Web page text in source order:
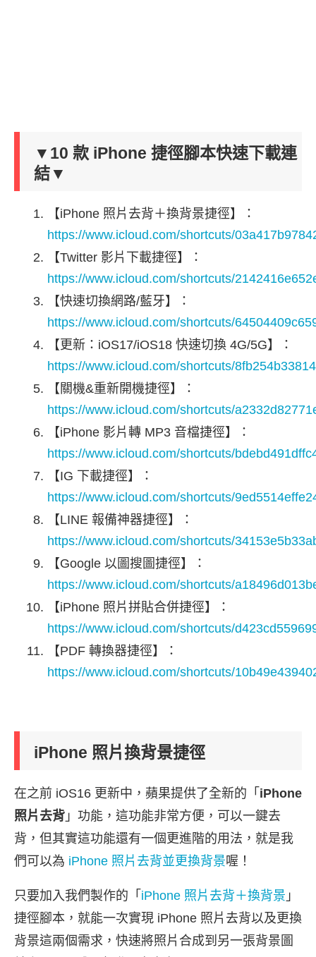
▼10 款 iPhone 捷徑腳本快速下載連
結▼
【iPhone 照片去背＋換背景捷徑】：
https://www.icloud.com/shortcuts/
【Twitter 影片下載捷徑】：
https://www.icloud.com/shortcuts/
【快速切換網路/藍牙】：
https://www.icloud.com/shortcuts/
【更新：iOS17/iOS18 快速切換 4G/5G】：
https://www.icloud.com/shortcuts/
【關機&重新開機捷徑】：
https://www.icloud.com/shortcuts/
【iPhone 影片轉 MP3 音檔捷徑】：
https://www.icloud.com/shortcuts/
【IG 下載捷徑】：
https://www.icloud.com/shortcuts/
【LINE 報備神器捷徑】：
https://www.icloud.com/shortcuts/
【Google 以圖搜圖捷徑】：
https://www.icloud.com/shortcuts/
【iPhone 照片拼貼合併捷徑】：
https://www.icloud.com/shortcuts/
【PDF 轉換器捷徑】：
https://www.icloud.com/shortcuts/
iPhone 照片換背景捷徑
在之前 iOS16 更新中，蘋果提供了全新的「 iPhone
照片去背 」功能，這功能非常方便，可以一鍵去
背，但其實這功能還有一個更進階的用法，就是我
們可以為 iPhone 照片去背並更換背景喔！
只要加入我們製作的「 iPhone 照片去背＋換背景 」
捷徑腳本，就能一次實現 iPhone 照片去背以及更換
背景這兩個需求，快速將照片合成到另一張背景圖